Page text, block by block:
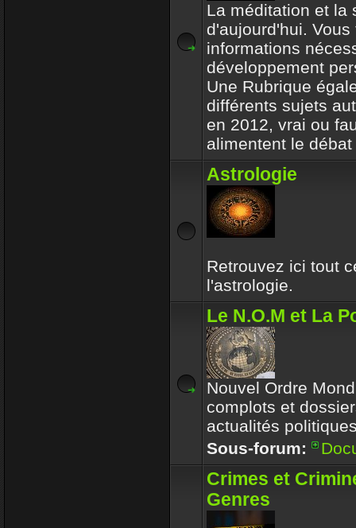
La méditation et la
d'aujourd'hui.
informations
développement
Une Rubrique
différents sujets
en 2012, vrai ou
alimentent le débat
Astrologie
Retrouvez ici tout
l'astrologie.
Le N.O.M et La
Nouvel Ordre
complots et
actualités
Sous-forum:
Crimes et
Genres